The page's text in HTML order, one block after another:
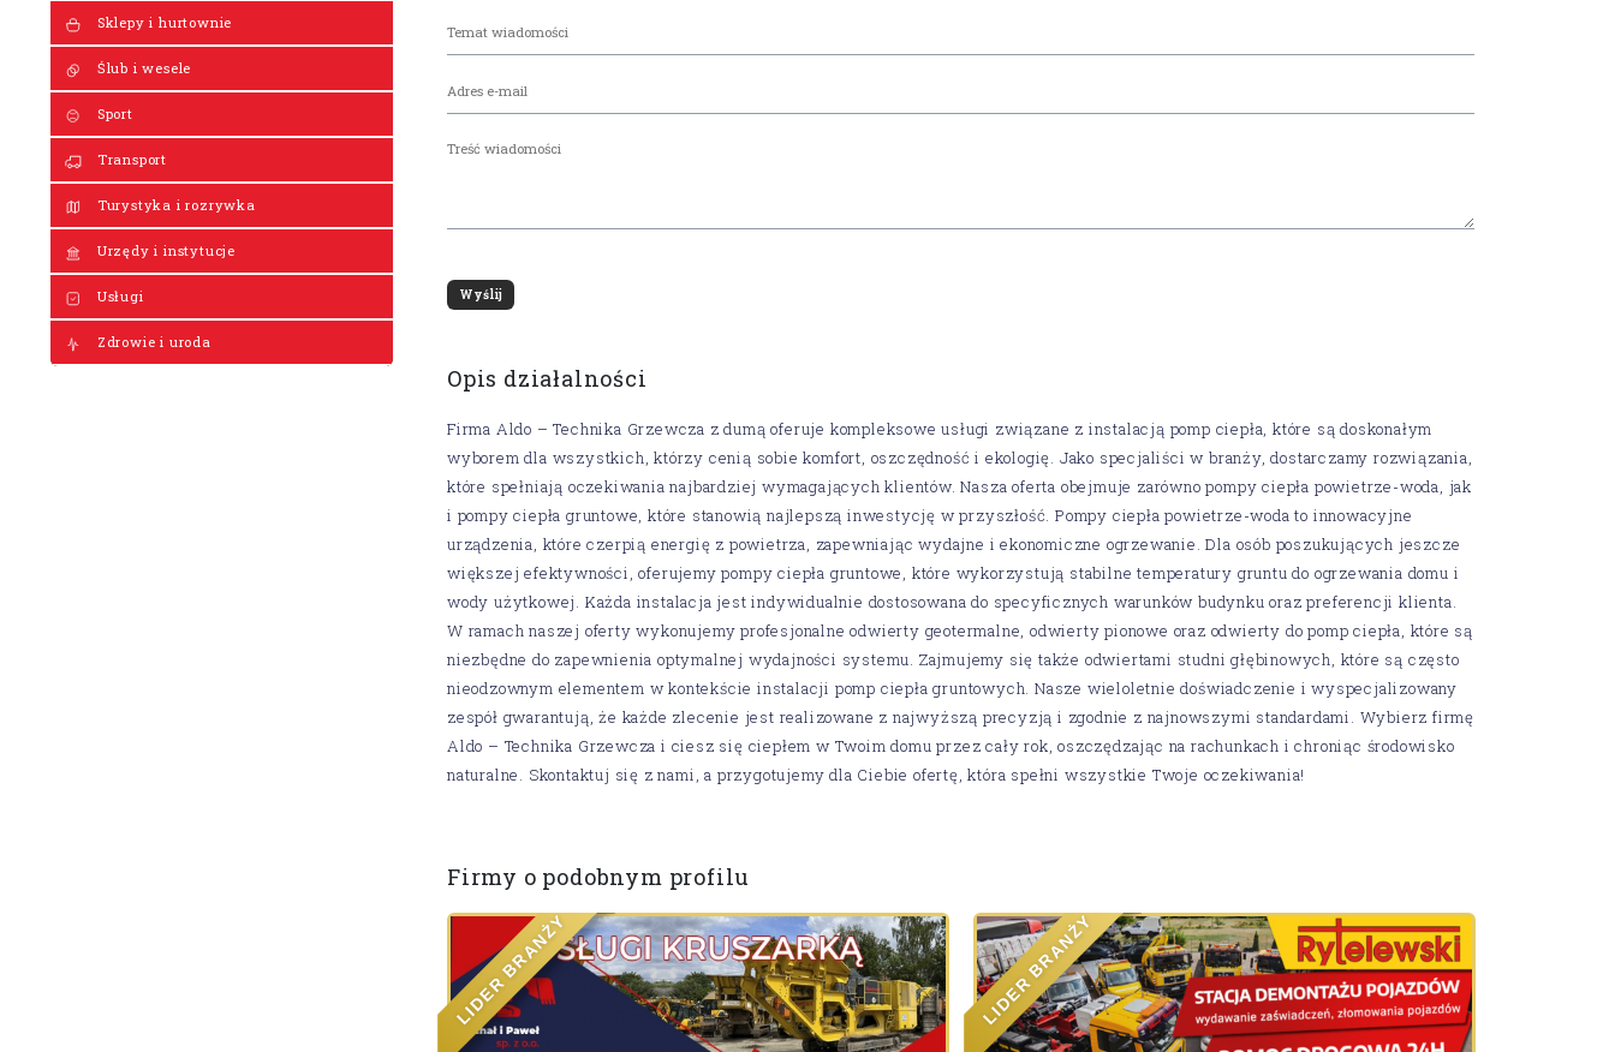
Sklepy i hurtownie
Ślub i wesele
Sport
Transport
Turystyka i rozrywka
Urzędy i instytucje
Usługi
Zdrowie i uroda
Opis działalności
Firma Aldo – Technika Grzewcza z dumą oferuje kompleksowe usługi związane z instalacją pomp ciepła, które są doskonałym
wyborem dla wszystkich, którzy cenią sobie komfort, oszczędność i ekologię. Jako specjaliści w branży, dostarczamy rozwiązania,
które spełniają oczekiwania najbardziej wymagających klientów. Nasza oferta obejmuje zarówno pompy ciepła powietrze-woda, jak
i pompy ciepła gruntowe, które stanowią najlepszą inwestycję w przyszłość. Pompy ciepła powietrze-woda to innowacyjne
urządzenia, które czerpią energię z powietrza, zapewniając wydajne i ekonomiczne ogrzewanie. Dla osób poszukujących jeszcze
większej efektywności, oferujemy pompy ciepła gruntowe, które wykorzystują stabilne temperatury gruntu do ogrzewania domu i
wody użytkowej. Każda instalacja jest indywidualnie dostosowana do specyficznych warunków budynku oraz preferencji klienta.
W ramach naszej oferty wykonujemy profesjonalne odwierty geotermalne, odwierty pionowe oraz odwierty do pomp ciepła, które są
niezbędne do zapewnienia optymalnej wydajności systemu. Zajmujemy się także odwiertami studni głębinowych, które są często
nieodzownym elementem w kontekście instalacji pomp ciepła gruntowych. Nasze wieloletnie doświadczenie i wyspecjalizowany
zespół gwarantują, że każde zlecenie jest realizowane z najwyższą precyzją i zgodnie z najnowszymi standardami. Wybierz firmę
Aldo – Technika Grzewcza i ciesz się ciepłem w Twoim domu przez cały rok, oszczędzając na rachunkach i chroniąc środowisko
naturalne. Skontaktuj się z nami, a przygotujemy dla Ciebie ofertę, która spełni wszystkie Twoje oczekiwania!
Firmy o podobnym profilu
LI
DER
B
RANŻ
Y
LI
DER
B
RANŻ
Y